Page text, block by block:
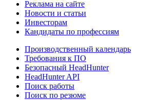
Реклама на сайте
Новости и статьи
Инвесторам
Кандидаты по профессиям
Производственный календарь
Требования к ПО
Безопасный HeadHunter
HeadHunter API
Поиск работы
Поиск по резюме